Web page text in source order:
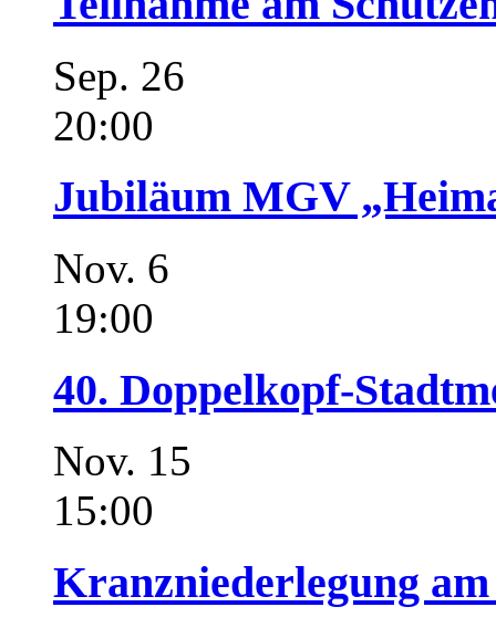
Sep. 26
20:00
Jubiläum MGV
Nov. 6
19:00
40. Doppelkopf-
Nov. 15
15:00
Kranzniederlegung